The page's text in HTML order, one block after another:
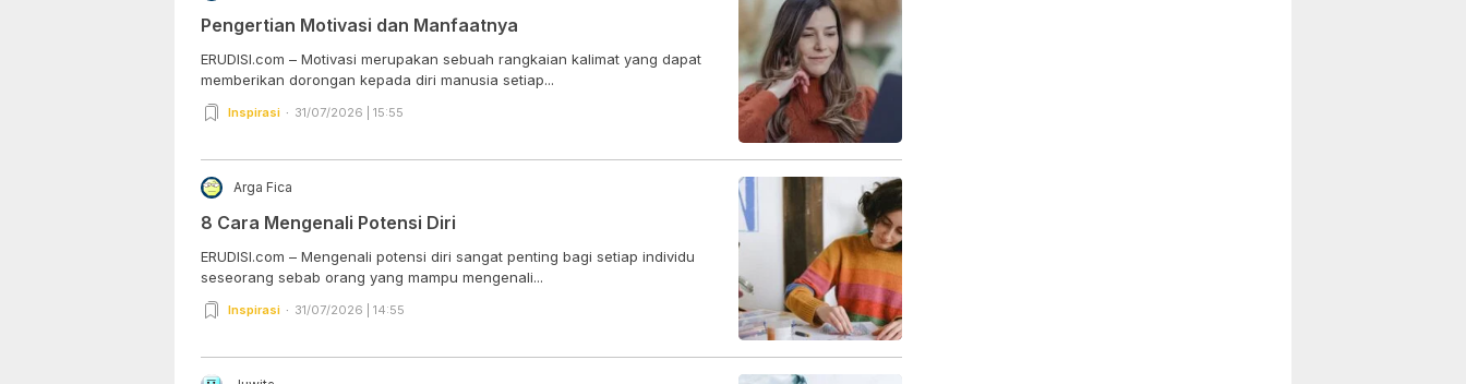
Pengertian Motivasi dan Manfaatnya
ERUDISI.com – Motivasi merupakan sebuah rangkaian kalimat yang dapat
memberikan dorongan kepada diri manusia setiap...
Inspirasi 31/07/2026 | 15:55
Arga Fica
8 Cara Mengenali Potensi Diri
ERUDISI.com – Mengenali potensi diri sangat penting bagi setiap individu
seseorang sebab orang yang mampu mengenali...
Inspirasi 31/07/2026 | 14:55